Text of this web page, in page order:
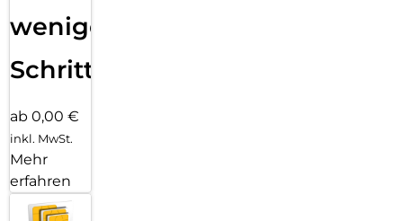
wenigen
Schritten
ab 0,00 €
inkl. MwSt.
Mehr
erfahren